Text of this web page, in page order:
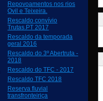
Repovoamentos nos rios
Ovil e Teixeira.
Rescaldo convívio
Trutas.PT 2017
Rescaldo da temporada
geral 2016
Rescaldo do 3º Abertruta -
2018
Rescaldo do TFC - 2017
Rescaldo TFC 2018
Reserva fluvial
transfronteiriça